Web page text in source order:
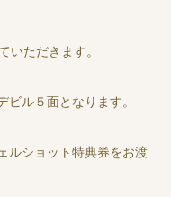
いただきます。
ビル５面となります。
ルショット特典券をお渡